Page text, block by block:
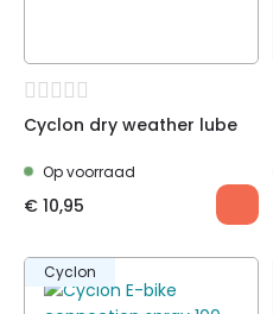
Cyclon dry weather lube
Op voorraad
€ 10,95
Cyclon